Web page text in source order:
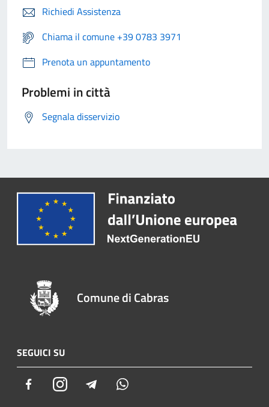
Richiedi Assistenza
Chiama il comune +39 0783 3971
Prenota un appuntamento
Problemi in città
Segnala disservizio
Comune di Cabras
SEGUICI SU
FacebookInstagram Telegram